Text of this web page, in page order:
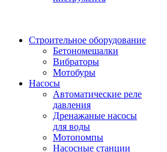
Строительное оборудование
Бетономешалки
Вибраторы
Мотобуры
Насосы
Автоматические реле
давления
Дренажаные насосы
для воды
Мотопомпы
Насосные станции